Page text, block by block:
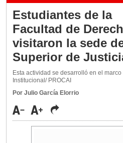
Justicia de la Nación una medalla al Dr.
Carles para cubrir vacante en la Corte
ante el Juez Daniel Rafecas
Estudiantes de la
Facultad de
visitaron la sede
Superior de
Esta actividad se desarrolló en el
Institucional/ PROCAI
Por Julio García Elorrio